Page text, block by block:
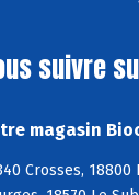
suivre
magasin
Crosses,